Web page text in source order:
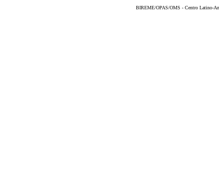
BIREME/OPAS/OMS - Centro Latino-